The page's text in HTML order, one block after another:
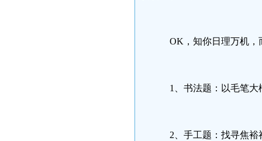
OK，知你日理万机，
1、书法题：以毛笔大
2、手工题：找寻焦裕